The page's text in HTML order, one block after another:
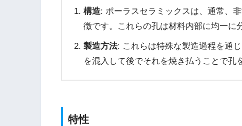
構造: ポーラスセラミックスは、通常、
徴です。これらの孔は材料内部に均一に
製造方法: これらは特殊な製造過程を通
を混入して後でそれを焼き払うことで孔
特性